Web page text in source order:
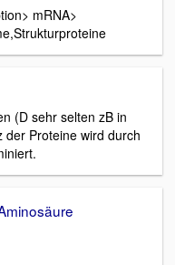
mRNA>
(D sehr selten zB in
der Proteine wird durch